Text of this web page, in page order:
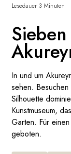
Dänemark
Norwegen
In und um
sehen.
Silhouette
Kunstmuseum,
Garten. Für
geboten.
Lesedauer 3 Minuten